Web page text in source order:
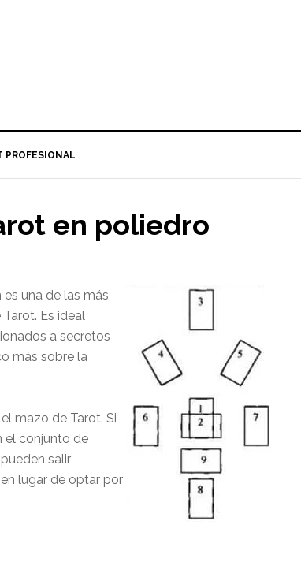
PROFESIONAL
en poliedro
una de las más
Es ideal
a secretos
más sobre la
mazo de Tarot. Si
el conjunto de
salir
lugar de optar por